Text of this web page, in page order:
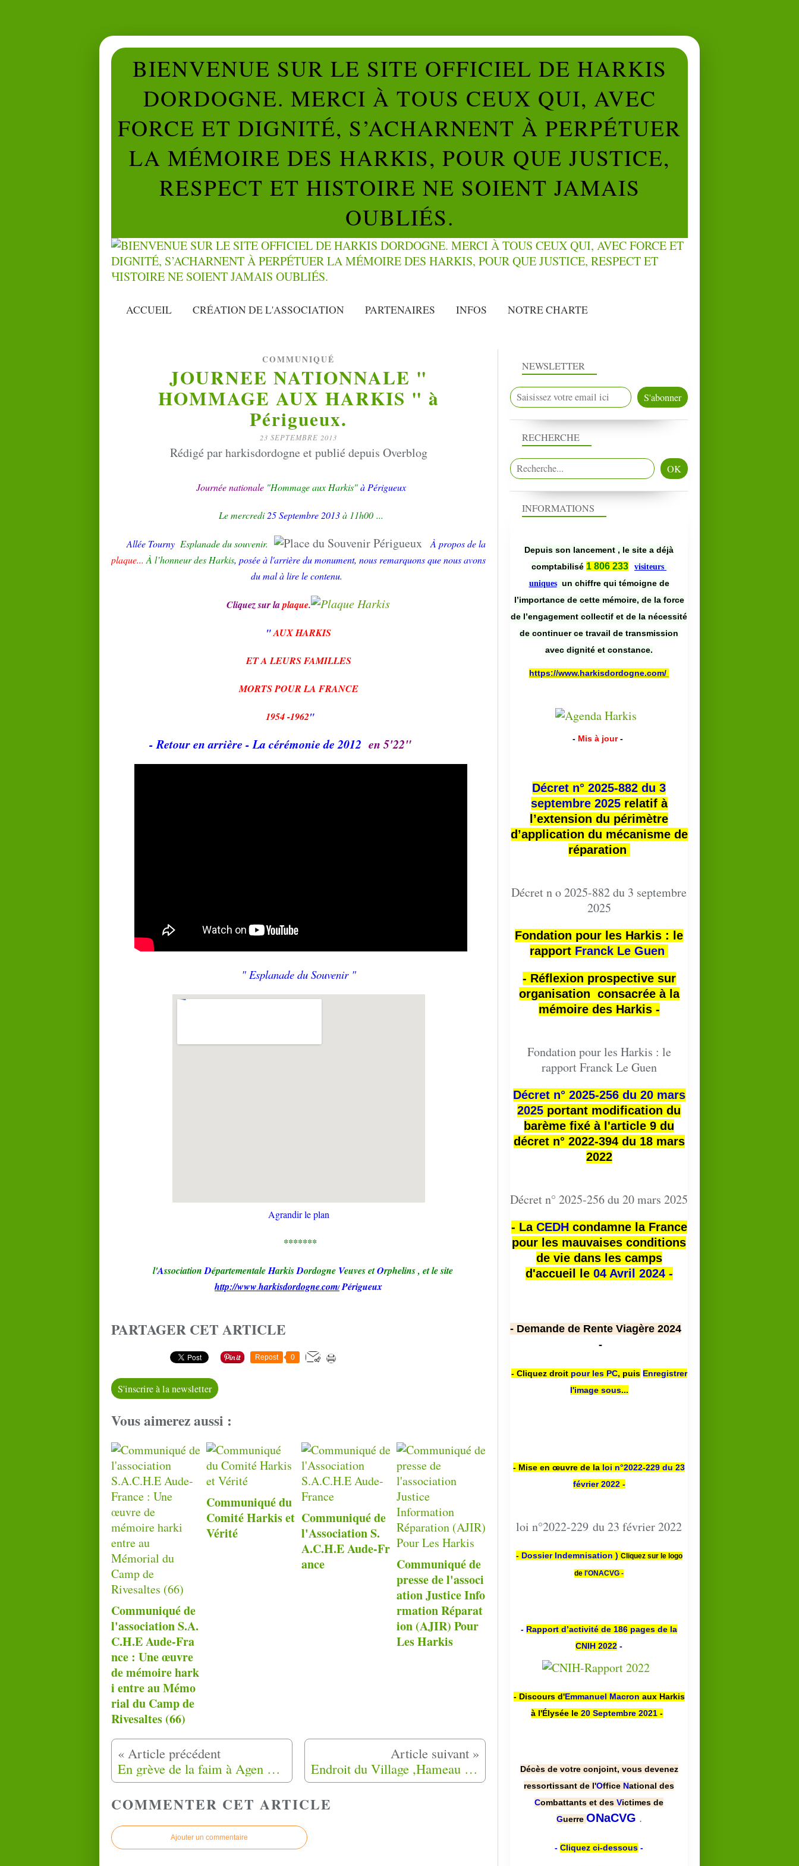
BIENVENUE SUR LE SITE OFFICIEL DE HARKIS
DORDOGNE. MERCI À TOUS CEUX QUI, AVEC
FORCE ET DIGNITÉ, S’ACHARNENT À PERPÉTUER
LA MÉMOIRE DES HARKIS, POUR QUE JUSTICE,
RESPECT ET HISTOIRE NE SOIENT JAMAIS
OUBLIÉS.
ACCUEIL CRÉATION DE L'ASSOCIATION PARTENAIRES INFOS NOTRE CHARTE
COMMUNIQUÉ
JOURNEE NATIONNALE "
HOMMAGE AUX HARKIS " à
Périgueux.
23 SEPTEMBRE 2013
Rédigé par harkisdordogne et publié depuis Overblog
Journée nationale "Hommage aux Harkis"à Périgueux
Le mercredi 25 Septembre 2013à 11h00 ...
Allée Tourny Esplanade du souvenir.
À propos de la
plaque... À l’honneur des Harkis, posée à l'arrière du monument, nous remarquons que nous avons
du mal à lire le contenu.
Cliquez sur laplaque.
"AUX HARKIS
ET A LEURS FAMILLES
MORTS POUR LA FRANCE
1954 -1962"
- Retour en arrière - La cérémonie de 2012 en 5'22"
" Esplanade du Souvenir "
Agrandir le plan
*******
l'Association DépartementaleHarkisDordogne Veuves et Orphelins, et le site
http://www.harkisdordogne.com/ Périgueux
PARTAGER CET ARTICLE
Repost 0
S'inscrire à la newsletter
Vous aimerez aussi :
Communiqué de
l'association S.A.
C.H.E Aude-Fra
nce : Une œuvre
de mémoire hark
i entre au Mémo
rial du Camp de
Rivesaltes (66)
Communiqué du
Comité Harkis et
Vérité
Communiqué de
l'Association S.
A.C.H.E Aude-Fr
ance
Communiqué de
presse de l'associ
ation Justice Info
rmation Réparat
ion (AJIR) Pour
Les Harkis
En grève de la faim à Agen pour la reconnaissance des Harkis. Endroit du Village ,Hameau de forestage de Lanmary de Antonne (24)
COMMENTER CET ARTICLE
Ajouter un commentaire
NEWSLETTER
RECHERCHE
INFORMATIONS
Depuis son lancement , le site a déjà
comptabilisé 1 806 233
visiteurs
uniques un chiffre qui témoigne de
l’importance de cette mémoire, de la force
de l’engagement collectif et de la nécessité
de continuer ce travail de transmission
avec dignité et constance.
https://www.harkisdordogne.com/
- Mis à jour -
Décret n° 2025-882 du 3
septembre 2025relatif à
l’extension du périmètre
d’application du mécanisme de
réparation
Décret n o 2025-882 du 3 septembre
2025
Fondation pour les Harkis : le
rapport Franck Le Guen
- Réflexion prospective sur
organisation consacrée à la
mémoire des Harkis -
Fondation pour les Harkis : le
rapport Franck Le Guen
Décret n° 2025-256 du 20 mars
2025 portant modification du
barème fixé à l'article 9 du
décret n° 2022-394 du 18 mars
2022
Décret n° 2025-256 du 20 mars 2025
- La CEDHcondamne la France
pour les mauvaises conditions
de vie dans les camps
d'accueil le 04 Avril 2024 -
- Demande de Rente Viagère 2024
-
- Cliquez droit pour les PC, puis Enregistrer
l'image sous...
- Mise en œuvre de la loi n°2022-229 du 23
février 2022 -
loi n°2022-229 du 23 février 2022
- Dossier Indemnisation ) Cliquez sur le logo
de l'ONACVG -
- Rapport d’activité de 186 pages de la
CNIH 2022 -
- Discours d'Emmanuel Macron aux Harkis
à l'Élysée le 20 Septembre 2021 -
Décès de votre conjoint, vous devenez
ressortissant de l'Office National des
Combattants et des Victimes de
Guerre ONaCVG .
- Cliquez ci-dessous -